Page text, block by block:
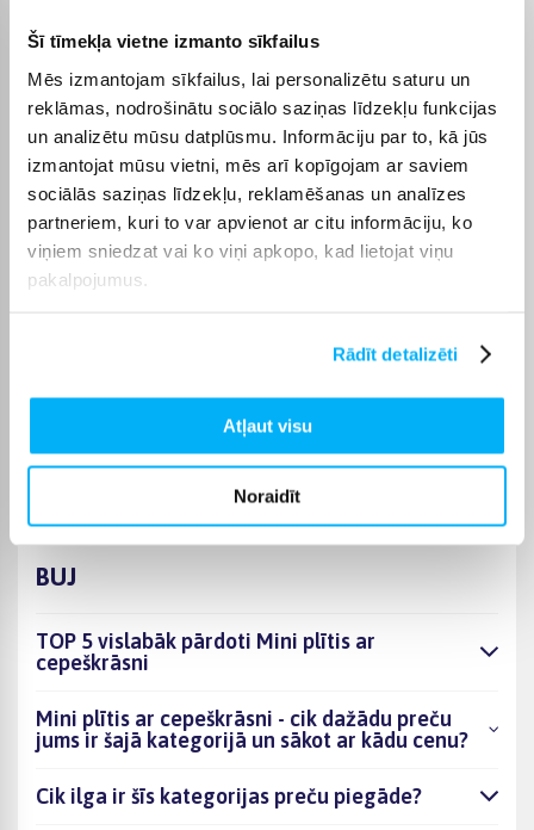
Šī tīmekļa vietne izmanto sīkfailus
Mēs izmantojam sīkfailus, lai personalizētu saturu un
reklāmas, nodrošinātu sociālo saziņas līdzekļu funkcijas
un analizētu mūsu datplūsmu. Informāciju par to, kā jūs
izmantojat mūsu vietni, mēs arī kopīgojam ar saviem
sociālās saziņas līdzekļu, reklamēšanas un analīzes
partneriem, kuri to var apvienot ar citu informāciju, ko
viņiem sniedzat vai ko viņi apkopo, kad lietojat viņu
pakalpojumus.
Rādīt detalizēti
Atļaut visu
Noraidīt
informācija par parametriem, apmaksu, piegādi un citiem
variantus, izvērtēt to priekšrocības un ērti pasūtīt izvēlēto
preci internetā.
BIGBOX.LV piedāvā iespēju par pirkumu norēķināties 6
vienādos maksājumos, tāpēc lielākus pirkumus iespējams
plānot ērtāk, sadalot maksājumu vairākās daļās. Pasūtījumi
tiek piegādāti visā Latvijā: piegāde uz pakomātiem maksā no
2,99 €, bet pasūtījumiem virs 499 € piegāde uz pakomātu ir bez
maksas. Kurjera piegādes cena sākas no 3,99 €. Precīzu
Izvēloties piemērotu preci no kategorijas Mini plītis ar
termiņu un ērtu saņemšanas veidu. Pasūtīto preci piegādāsim
norādītajā laikā, lai pirkumu internetā varētu saņemt bez
liekas kavēšanās.
BUJ
TOP 5 vislabāk pārdoti Mini plītis ar
cepeškrāsni
Mini plītis ar cepeškrāsni - cik dažādu preču
jums ir šajā kategorijā un sākot ar kādu cenu?
Cik ilga ir šīs kategorijas preču piegāde?